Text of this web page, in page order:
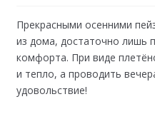
Прекрасными осенними
из дома, достаточно лишь
комфорта. При виде
и тепло, а проводить
удовольствие!